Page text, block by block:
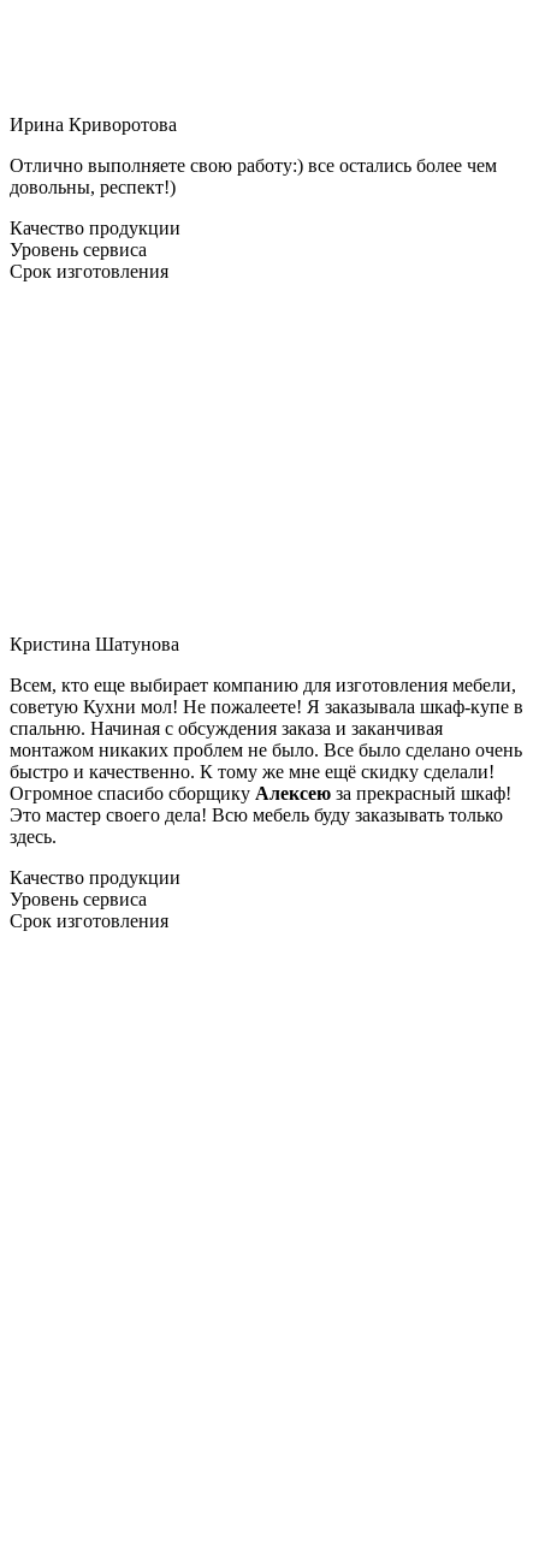
Ирина Криворотова
Отлично выполняете свою работу:) все остались более чем
довольны, респект!)
Качество продукции
Уровень сервиса
Срок изготовления
Кристина Шатунова
Всем, кто еще выбирает компанию для изготовления мебели,
советую Кухни мол! Не пожалеете! Я заказывала шкаф-купе в
спальню. Начиная с обсуждения заказа и заканчивая
монтажом никаких проблем не было. Все было сделано очень
быстро и качественно. К тому же мне ещё скидку сделали!
Огромное спасибо сборщику Алексею за прекрасный шкаф!
Это мастер своего дела! Всю мебель буду заказывать только
здесь.
Качество продукции
Уровень сервиса
Срок изготовления